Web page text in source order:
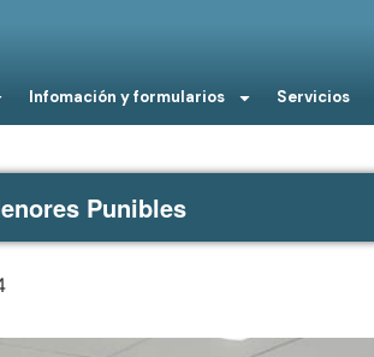
Infomación y formularios Servicios
Punibles